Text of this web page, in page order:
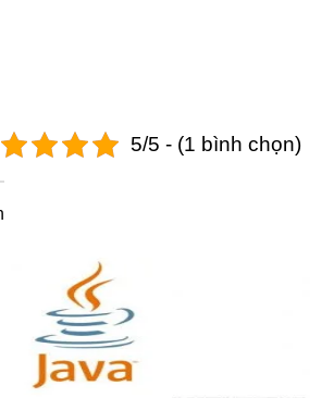
5/5 - (1 bình chọn)